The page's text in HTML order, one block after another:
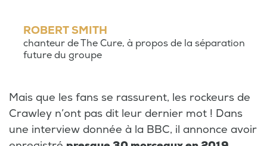
ROBERT SMITH
chanteur de The Cure, à propos de la séparation
future du groupe
Mais que les fans se rassurent, les rockeurs de
Crawley n’ont pas dit leur dernier mot ! Dans
une interview donnée à la BBC, il annonce avoir